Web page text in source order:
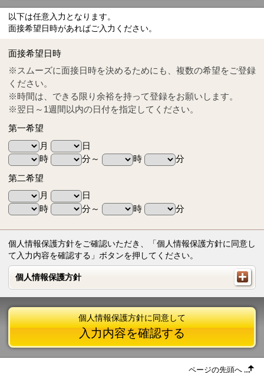
Tel
0570-55-0314
以下は任意入力となります。
面接希望日時があればご入力ください。
面接希望日時
※スムーズに面接日時を決めるためにも、複数の希望をご登録
ください。
※時間は、できる限り余裕を持って登録をお願いします。
※翌日～1週間以内の日付を指定してください。
第一希望
月
日
時
分～ 時
分
第二希望
月
日
時
分～ 時 分
個人情報保護方針をご確認いただき、「個人情報保護方針に同意し
て入力内容を確認する」ボタンを押してください。
個人情報保護方針
個人情報保護方針
個人情報保護方針に同意して
入力内容を確認する
ページの先頭へ